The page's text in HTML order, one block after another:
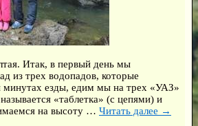
Итак, в первый день мы
из трех водопадов, которые
минутах езды, едим мы на трех «УАЗ»
«таблетка» (с цепями) и
на высоту … Читать далее →